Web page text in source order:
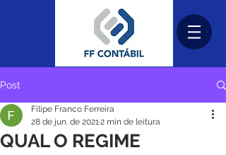
Post
QUAL O REGIME
Filipe Franco Ferreira
28 de jun. de 20212 min de leitura